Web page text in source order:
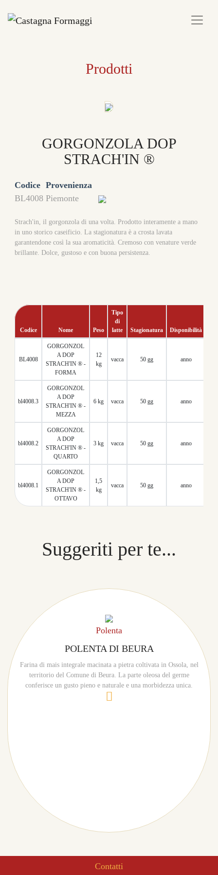
Prodotti
GORGONZOLA DOP
STRACH'IN ®
Codice
BL4008
Provenienza
Piemonte
Strach'in, il gorgonzola di una volta. Prodotto interamente a mano
in uno storico caseificio. La stagionatura è a crosta lavata
garantendone così la sua aromaticità. Cremoso con venature verde
brillante. Dolce, gustoso e con buona persistenza.
Codice Nome Peso
Tipo
di
latte
Stagionatura Disponibilità
BL4008
GORGONZOL
A DOP
STRACH'IN ® -
FORMA
12
kg
vacca 50 gg anno
bl4008.3
GORGONZOL
A DOP
STRACH'IN ® -
MEZZA
6 kg vacca 50 gg anno
bl4008.2
GORGONZOL
A DOP
STRACH'IN ® -
QUARTO
3 kg vacca 50 gg anno
bl4008.1
GORGONZOL
A DOP
STRACH'IN ® -
OTTAVO
1,5
kg
vacca 50 gg anno
Suggeriti per te...
Polenta
POLENTA DI BEURA
Farina di mais integrale macinata a pietra coltivata in Ossola, nel
territorio del Comune di Beura. La parte oleosa del germe
conferisce un gusto pieno e naturale e una morbidezza unica.
Contatti